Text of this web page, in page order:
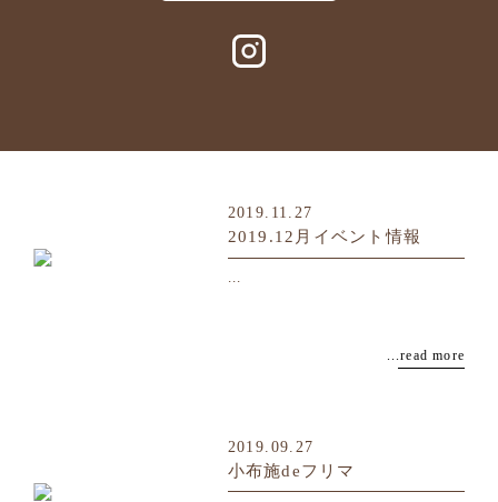
共通デザイン ＊カラー変更も可
能です。 ご予約はこちら☞
2019.11.27
2019.12月イベント情報
...
...read more
2019.09.27
小布施deフリマ